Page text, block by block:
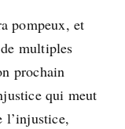
pompeux, et
multiples
prochain
qui meut
l’injustice,